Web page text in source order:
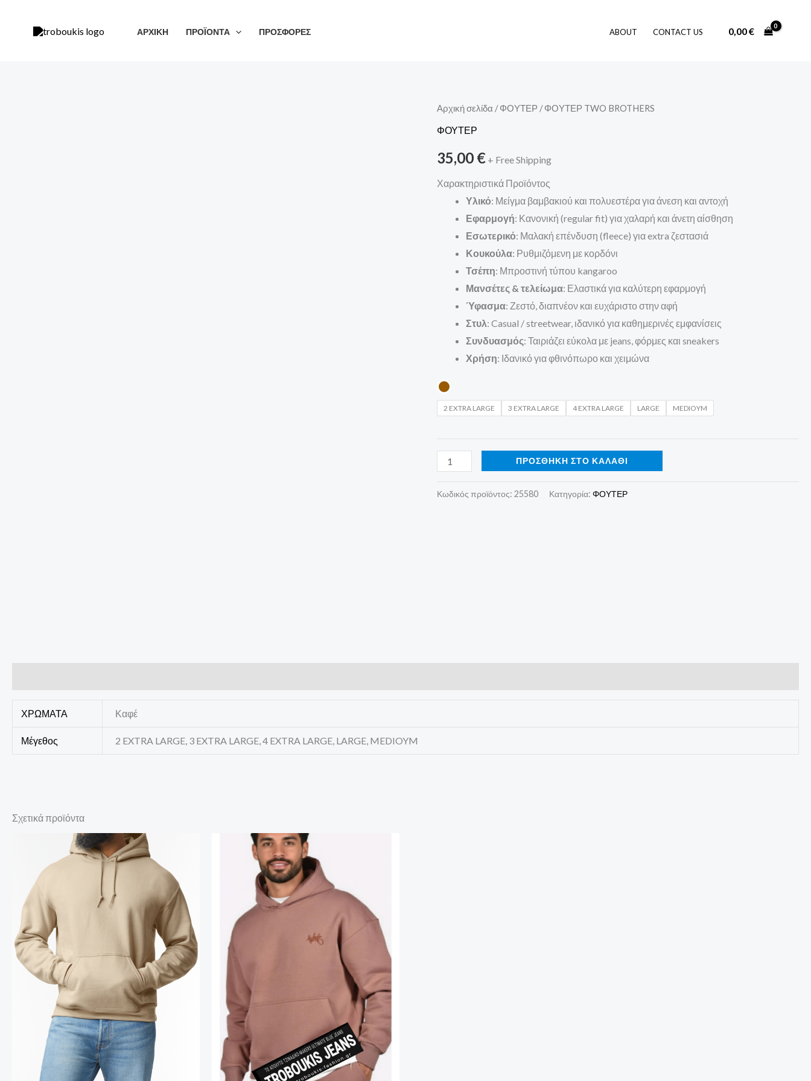
ΑΡΧΙΚΗ ΠΡΟΪΟΝΤΑ ΠΡΟΣΦΟΡΕΣ ABOUT CONTACT US 0,00€
Αρχική σελίδα /ΦΟΥΤΕΡ / ΦΟΥΤΕΡ TWO BROTHERS
ΦΟΥΤΕΡ
35,00 € + Free Shipping
Χαρακτηριστικά Προϊόντος
Υλικό: Μείγμα βαμβακιού και πολυεστέρα για άνεση και αντοχή
Εφαρμογή: Κανονική (regular fit) για χαλαρή και άνετη αίσθηση
Εσωτερικό: Μαλακή επένδυση (fleece) για extra ζεστασιά
Κουκούλα: Ρυθμιζόμενη με κορδόνι
Τσέπη: Μπροστινή τύπου kangaroo
Μανσέτες & τελείωμα: Ελαστικά για καλύτερη εφαρμογή
Ύφασμα: Ζεστό, διαπνέον και ευχάριστο στην αφή
Στυλ: Casual / streetwear, ιδανικό για καθημερινές εμφανίσεις
Συνδυασμός: Ταιριάζει εύκολα με jeans, φόρμες και sneakers
Χρήση: Ιδανικό για φθινόπωρο και χειμώνα
2 EXTRA LARGE 3 EXTRA LARGE 4 EXTRA LARGE LARGE MEDIOYM
ΦΟΥΤΕΡ
TWO
ποσότητα
ΠΡΟΣΘΉΚΗ ΣΤΟ ΚΑΛΆΘΙ
Κωδικός προϊόντος:25580 Κατηγορία:ΦΟΥΤΕΡ
ΧΡΩΜΑΤΑ Καφέ
Μέγεθος 2 EXTRA LARGE, 3 EXTRA LARGE, 4 EXTRA LARGE, LARGE, MEDIOYM
Σχετικά προϊόντα